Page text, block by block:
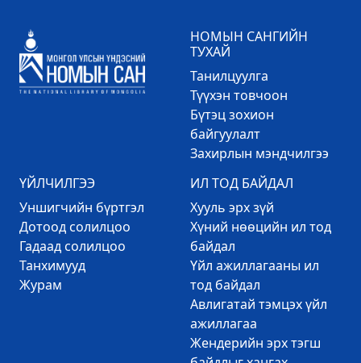
НОМЫН САНГИЙН
ТУХАЙ
Танилцуулга
Түүхэн товчоон
Бүтэц зохион
байгуулалт
Захирлын мэндчилгээ
ҮЙЛЧИЛГЭЭ
Уншигчийн бүртгэл
Дотоод солилцоо
Гадаад солилцоо
Танхимууд
Журам
ИЛ ТОД БАЙДАЛ
Хууль эрх зүй
Хүний нөөцийн ил тод
байдал
Үйл ажиллагааны ил
тод байдал
Авлигатай тэмцэх үйл
ажиллагаа
Жендерийн эрх тэгш